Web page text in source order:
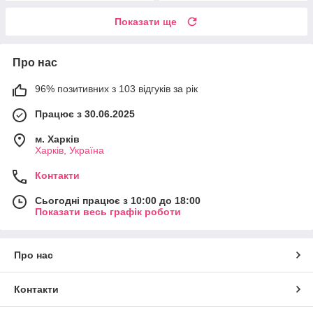
Показати ще
Про нас
96% позитивних з 103 відгуків за рік
Працює з 30.06.2025
м. Харків
Харків, Україна
Контакти
Сьогодні працює з 10:00 до 18:00
Показати весь графік роботи
Про нас
Контакти